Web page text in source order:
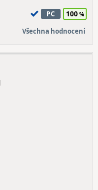
PC 100
Všechna hodnocení